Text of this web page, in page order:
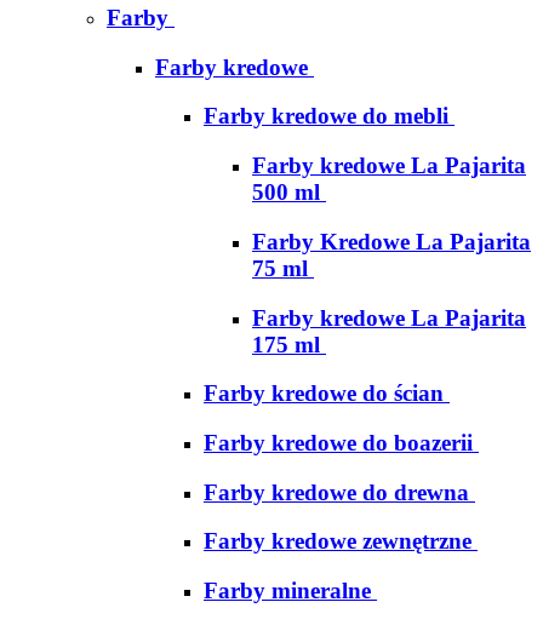
Farby
Farby kredowe
Farby kredowe do mebli
Farby kredowe La Pajarita
500 ml
Farby Kredowe La Pajarita
75 ml
Farby kredowe La Pajarita
175 ml
Farby kredowe do ścian
Farby kredowe do boazerii
Farby kredowe do drewna
Farby kredowe zewnętrzne
Farby mineralne